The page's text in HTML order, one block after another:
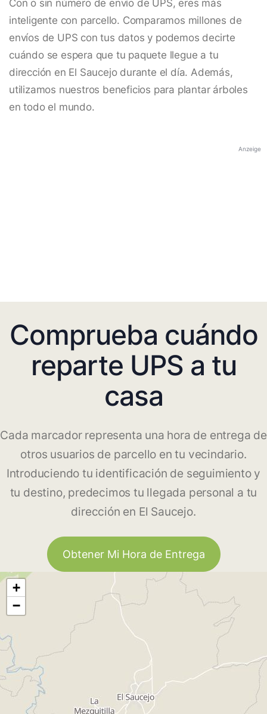
Con o sin número de envío de UPS, eres más
inteligente con parcello. Comparamos millones de
envíos de UPS con tus datos y podemos decirte
cuándo se espera que tu paquete llegue a tu
dirección en El Saucejo durante el día. Además,
utilizamos nuestros beneficios para plantar árboles
en todo el mundo.
Anzeige
Comprueba cuándo
reparte UPS a tu
casa
Cada marcador representa una hora de entrega de
otros usuarios de parcello en tu vecindario.
Introduciendo tu identificación de seguimiento y
tu destino, predecimos tu llegada personal a tu
dirección en El Saucejo.
Obtener Mi Hora de Entrega
+
−